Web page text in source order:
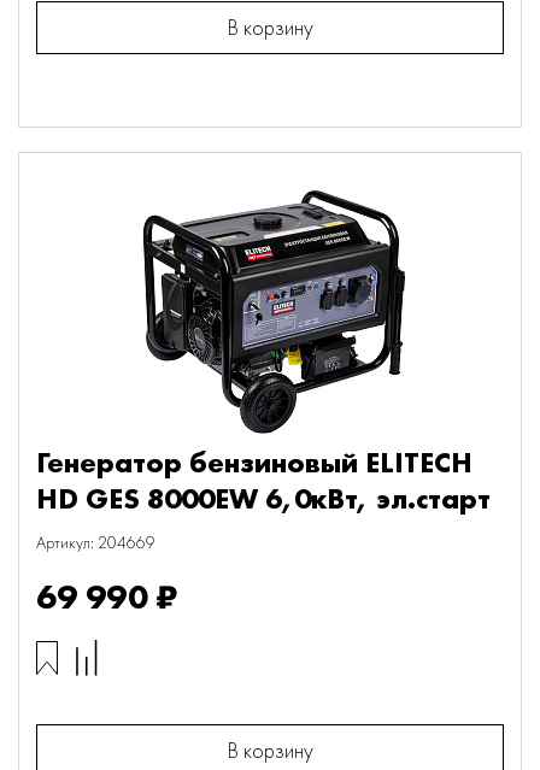
В корзину
Генератор бензиновый ELITECH
HD GES 8000EW 6,0кВт, эл.старт
Артикул: 204669
69 990 ₽
В корзину